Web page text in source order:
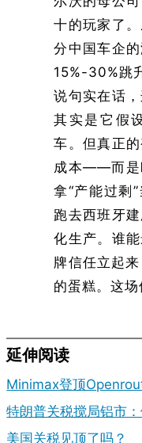
十的玩家了
分中国车企
15%-30%跳
说句实在话
其实是它假
车。但真正
成本——而是
拿“产能过剩
跑去西班牙
化生产。谁
牌信任立起
的蛋糕。这场
延伸阅读
Minimax登顶
特朗普关税搅局铝市
美国关税见顶了吗？